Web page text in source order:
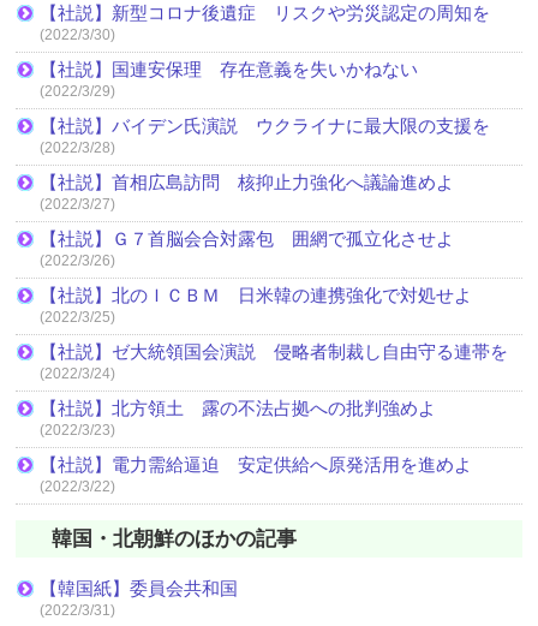
【社説】新型コロナ後遺症 リスクや労災認定の周知を
(2022/3/30)
【社説】国連安保理 存在意義を失いかねない
(2022/3/29)
【社説】バイデン氏演説 ウクライナに最大限の支援を
(2022/3/28)
【社説】首相広島訪問 核抑止力強化へ議論進めよ
(2022/3/27)
【社説】Ｇ７首脳会合対露包 囲網で孤立化させよ
(2022/3/26)
【社説】北のＩＣＢＭ 日米韓の連携強化で対処せよ
(2022/3/25)
【社説】ゼ大統領国会演説 侵略者制裁し自由守る連帯を
(2022/3/24)
【社説】北方領土 露の不法占拠への批判強めよ
(2022/3/23)
【社説】電力需給逼迫 安定供給へ原発活用を進めよ
(2022/3/22)
韓国・北朝鮮のほかの記事
【韓国紙】委員会共和国
(2022/3/31)